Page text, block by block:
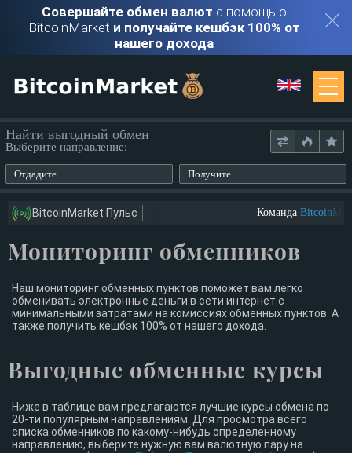
Совершайте обмен валют с помощью
BitcoinMarket и получайте кешбэк 100% от
нашего дохода
Обменники
Войти
Регистрация
Найти выгодный обмен
Выберите направление:
Отдадите Получите
BitcoinMarket Пульс Команда
Мониторинг обменников
Наш мониторинг обменных пунктов поможет вам легко
обменивать электронные деньги в сети интернет с
минимальными затратами на комиссиях обменных пунктов. А
также получить кешбэк 100% от нашего дохода.
Выгодные обменные курсы
Ниже в таблице вам предлагаются лучшие курсы обмена по
20-ти популярным направлениям. Для просмотра всего
списка обменников по какому-нибудь определенному
направлению, выберите нужную вам валютную пару на